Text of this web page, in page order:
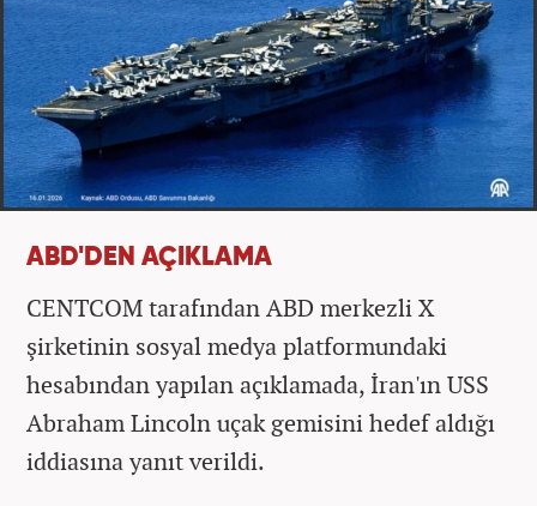
ABD'DEN AÇIKLAMA
CENTCOM tarafından ABD merkezli X
şirketinin sosyal medya platformundaki
hesabından yapılan açıklamada, İran'ın USS
Abraham Lincoln uçak gemisini hedef aldığı
iddiasına yanıt verildi.